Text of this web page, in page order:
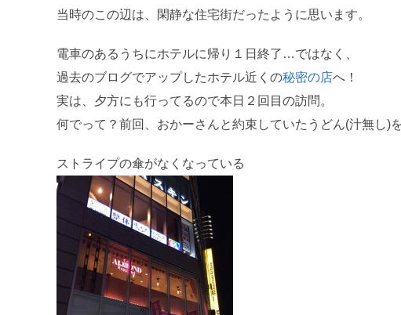
当時のこの辺は、閑静な住宅街だったように思います。
電車のあるうちにホテルに帰り１日終了…ではなく、
過去のブログでアップしたホテル近くの秘密の店へ！
実は、夕方にも行ってるので本日２回目の訪問。
何でって？前回、おかーさんと約束していたうどん(汁無し)
ストライプの傘がなくなっている